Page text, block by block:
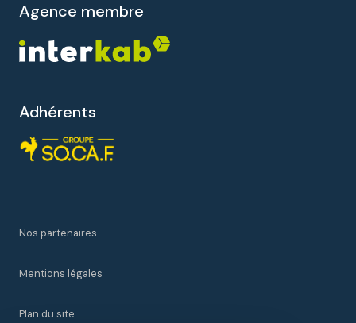
agence membre
Adhérents
Nos partenaires
Mentions légales
Plan du site